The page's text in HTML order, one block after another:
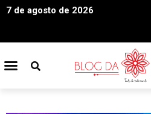
7 de agosto de 2026